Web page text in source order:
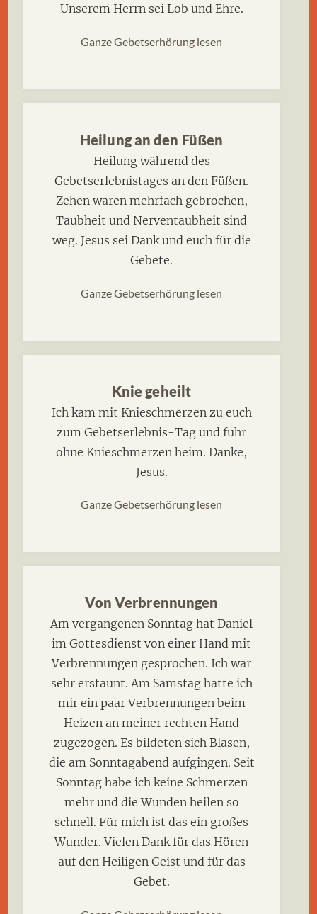
Unserem Herrn sei Lob und Ehre.
Ganze Gebetserhörung lesen
Heilung an den Füßen
Heilung während des
Gebetserlebnistages an den Füßen.
Zehen waren mehrfach gebrochen,
Taubheit und Nerventaubheit sind
weg. Jesus sei Dank und euch für die
Gebete.
Ganze Gebetserhörung lesen
Knie geheilt
Ich kam mit Knieschmerzen zu euch
zum Gebetserlebnis-Tag und fuhr
ohne Knieschmerzen heim. Danke,
Jesus.
Ganze Gebetserhörung lesen
Von Verbrennungen
Am vergangenen Sonntag hat Daniel
im Gottesdienst von einer Hand mit
Verbrennungen gesprochen. Ich war
sehr erstaunt. Am Samstag hatte ich
mir ein paar Verbrennungen beim
Heizen an meiner rechten Hand
zugezogen. Es bildeten sich Blasen,
die am Sonntagabend aufgingen. Seit
Sonntag habe ich keine Schmerzen
mehr und die Wunden heilen so
schnell. Für mich ist das ein großes
Wunder. Vielen Dank für das Hören
auf den Heiligen Geist und für das
Gebet.